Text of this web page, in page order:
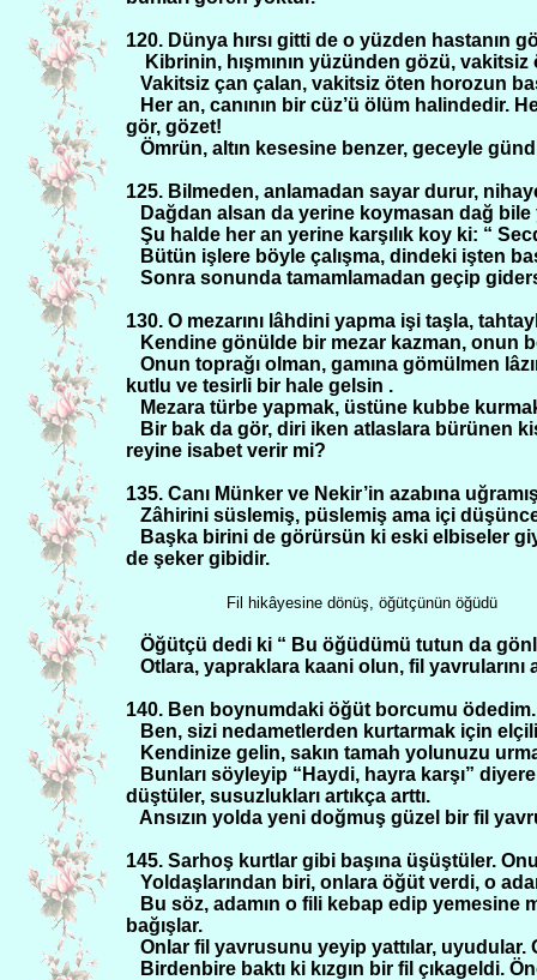
120. Dünya hırsı gitti de o yüzden hastanın
Kibrinin, hışmının yüzünden gözü,
Vakitsiz çan çalan, vakitsiz öten horozun
Her an, canının bir cüz’ü ölüm halindedir.
gör, gözet!
Ömrün, altın kesesine benzer, geceyle
125. Bilmeden, anlamadan sayar durur,
Dağdan alsan da yerine koymasan dağ
Şu halde her an yerine karşılık koy ki: “
Bütün işlere böyle çalışma, dindeki işten
Sonra sonunda tamamlamadan geçip
130. O mezarını lâhdini yapma işi taşla,
Kendine gönülde bir mezar kazman, onun
Onun toprağı olman, gamına gömülmen
kutlu ve tesirli bir hale gelsin .
Mezara türbe yapmak, üstüne kubbe
Bir bak da gör, diri iken atlaslara bürünen
reyine isabet verir mi?
135. Canı Münker ve Nekir’in azabına
Zâhirini süslemiş, püslemiş ama içi
Başka birini de görürsün ki eski elbiseler
de şeker gibidir.
Fil hikâyesine dönüş, öğütçünün öğüdü
Öğütçü dedi ki “ Bu öğüdümü tutun da
Otlara, yapraklara kaani olun, fil yavrularını
140. Ben boynumdaki öğüt borcumu
Ben, sizi nedametlerden kurtarmak için
Kendinize gelin, sakın tamah yolunuzu
Bunları söyleyip “Haydi, hayra karşı”
düştüler, susuzlukları artıkça arttı.
Ansızın yolda yeni doğmuş güzel bir fil
145. Sarhoş kurtlar gibi başına üşüştüler.
Yoldaşlarından biri, onlara öğüt verdi, o
Bu söz, adamın o fili kebap edip yemesine
bağışlar.
Onlar fil yavrusunu yeyip yattılar, uyudular.
Birdenbire baktı ki kızgın bir fil çıkageldi.